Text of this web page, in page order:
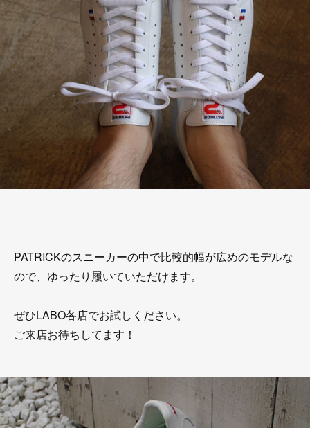
PATRICKのスニーカーの中で比較的幅が広めのモデルな
ので、ゆったり履いていただけます。
ぜひLABO各店でお試しください。
ご来店お待ちしてます！